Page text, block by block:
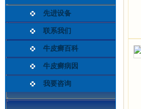
先进设备
联系我们
牛皮癣百科
牛皮癣病因
我要咨询